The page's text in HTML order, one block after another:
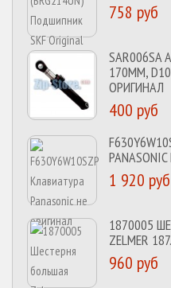
758 руб
SAR006SA
170MM,
ОРИГИНАЛ
400 руб
1 920 руб
1870005
ZELMER
960 руб